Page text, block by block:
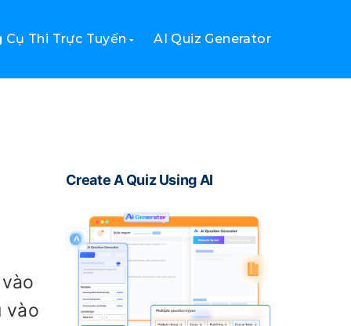
Cụ Thi Trực Tuyến AI Quiz Generator
vào
Create A Quiz Using AI